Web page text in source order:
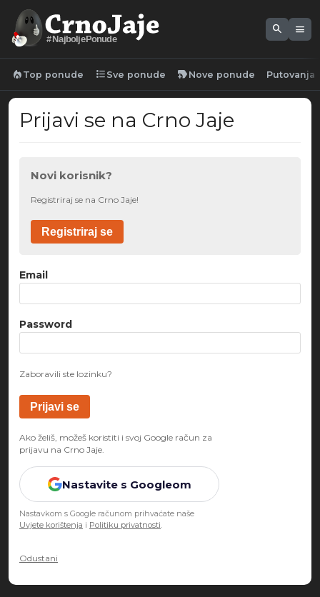
#NajboljePonude
search menu
local_fire_department Top ponude format_list_bulleted Sve ponude new_label Nove ponude Putovanja
Prijavi se na Crno Jaje
Novi korisnik?
Registriraj se na Crno Jaje!
Registriraj se
Email
Password
Zaboravili ste lozinku?
Ako želiš, možeš koristiti i svoj Google račun za
prijavu na Crno Jaje.
Nastavite s Googleom
Nastavkom s Google računom prihvaćate naše
Uvjete korištenja i Politiku privatnosti.
Odustani